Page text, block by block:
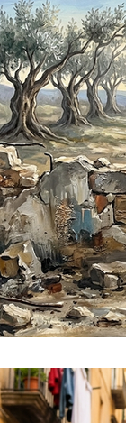
Notizie
e Rifugiati
Mostre